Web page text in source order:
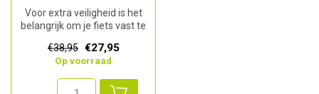
Voor extra veiligheid is het
belangrijk om je fiets vast te
€38,95 €27,95
Op voorraad